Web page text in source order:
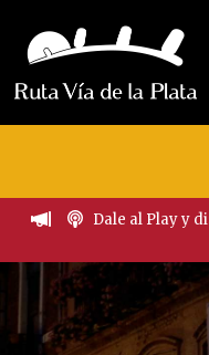
Dale al Play y